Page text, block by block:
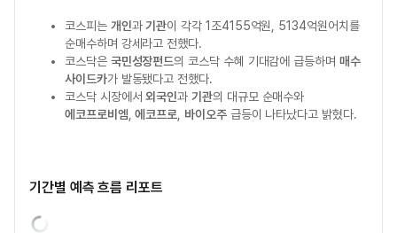
코스피는 개인과기관이 각각 1조4155억원, 5134억원어치를
순매수하며 강세라고 전했다.
코스닥은 국민성장펀드의 코스닥 수혜 기대감에 급등하며 매수
사이드카가 발동됐다고 전했다.
코스닥 시장에서외국인과기관의 대규모 순매수와
에코프로비엠 ,에코프로 바이오주급등이 나타났다고 밝혔다.
기간별 예측 흐름 리포트